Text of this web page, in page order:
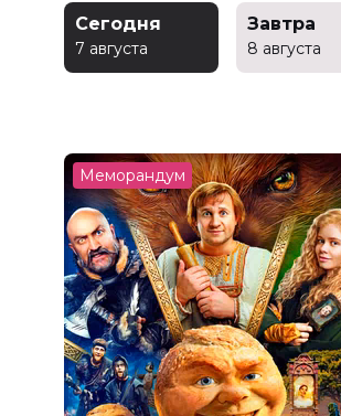
Сегодня
7 августа
Завтра
8 августа
Меморандум